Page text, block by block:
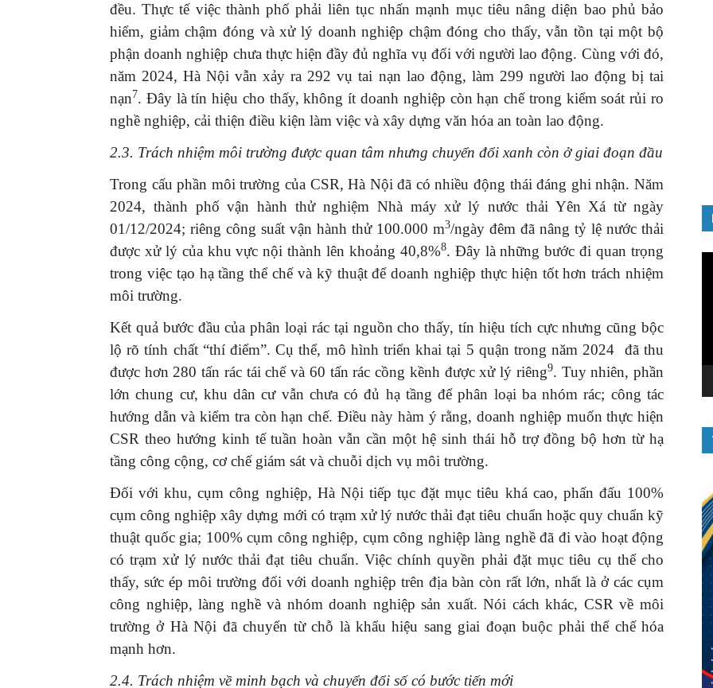
đều. Thực tế việc thành phố phải liên tục nhấn mạnh mục tiêu nâng diện bao phủ bảo
hiểm, giảm chậm đóng và xử lý doanh nghiệp chậm đóng cho thấy, vẫn tồn tại một bộ
phận doanh nghiệp chưa thực hiện đầy đủ nghĩa vụ đối với người lao động. Cùng với đó,
năm 2024, Hà Nội vẫn xảy ra 292 vụ tai nạn lao động, làm 299 người lao động bị tai
nạn7. Đây là tín hiệu cho thấy, không ít doanh nghiệp còn hạn chế trong kiểm soát rủi ro
nghề nghiệp, cải thiện điều kiện làm việc và xây dựng văn hóa an toàn lao động.
2.3. Trách nhiệm môi trường được quan tâm nhưng chuyển đổi xanh còn ở giai đoạn đầu
Trong cấu phần môi trường của CSR, Hà Nội đã có nhiều động thái đáng ghi nhận. Năm
2024, thành phố vận hành thử nghiệm Nhà máy xử lý nước thải Yên Xá từ ngày
01/12/2024; riêng công suất vận hành thử 100.000 m3/ngày đêm đã nâng tỷ lệ nước thải
được xử lý của khu vực nội thành lên khoảng 40,8%8. Đây là những bước đi quan trọng
trong việc tạo hạ tầng thể chế và kỹ thuật để doanh nghiệp thực hiện tốt hơn trách nhiệm
môi trường.
Kết quả bước đầu của phân loại rác tại nguồn cho thấy, tín hiệu tích cực nhưng cũng bộc
lộ rõ tính chất “thí điểm”. Cụ thể, mô hình triển khai tại 5 quận trong năm 2024 đã thu
được hơn 280 tấn rác tái chế và 60 tấn rác cồng kềnh được xử lý riêng9. Tuy nhiên, phần
lớn chung cư, khu dân cư vẫn chưa có đủ hạ tầng để phân loại ba nhóm rác; công tác
hướng dẫn và kiểm tra còn hạn chế. Điều này hàm ý rằng, doanh nghiệp muốn thực hiện
CSR theo hướng kinh tế tuần hoàn vẫn cần một hệ sinh thái hỗ trợ đồng bộ hơn từ hạ
tầng công cộng, cơ chế giám sát và chuỗi dịch vụ môi trường.
Đối với khu, cụm công nghiệp, Hà Nội tiếp tục đặt mục tiêu khá cao, phấn đấu 100%
cụm công nghiệp xây dựng mới có trạm xử lý nước thải đạt tiêu chuẩn hoặc quy chuẩn kỹ
thuật quốc gia; 100% cụm công nghiệp, cụm công nghiệp làng nghề đã đi vào hoạt động
có trạm xử lý nước thải đạt tiêu chuẩn. Việc chính quyền phải đặt mục tiêu cụ thể cho
thấy, sức ép môi trường đối với doanh nghiệp trên địa bàn còn rất lớn, nhất là ở các cụm
công nghiệp, làng nghề và nhóm doanh nghiệp sản xuất. Nói cách khác, CSR về môi
trường ở Hà Nội đã chuyển từ chỗ là khẩu hiệu sang giai đoạn buộc phải thể chế hóa
mạnh hơn.
2.4. Trách nhiệm về minh bạch và chuyển đổi số có bước tiến mới
GIỚI THIỆU SÁCH
Ra mắt ba cuốn sách ảnh chào
mừng Đại hội XIV của Đảng
16/01/2026
GIỚI THIỆU SÁCH
Quản trị nhân tài – Từ lý thuyết
đến thực tiễn
08/12/2025